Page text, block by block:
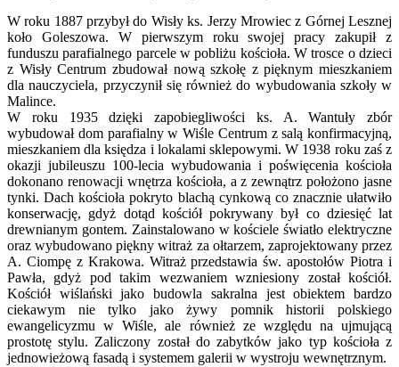
W roku 1887 przybył do Wisły ks. Jerzy Mrowiec z Górnej Lesznej
koło Goleszowa. W pierwszym roku swojej pracy zakupił z
funduszu parafialnego parcele w pobliżu kościoła. W trosce o dzieci
z Wisły Centrum zbudował nową szkołę z pięknym mieszkaniem
dla nauczyciela, przyczynił się również do wybudowania szkoły w
Malince.
W roku 1935 dzięki zapobiegliwości ks. A. Wantuły zbór
wybudował dom parafialny w Wiśle Centrum z salą konfirmacyjną,
mieszkaniem dla księdza i lokalami sklepowymi. W 1938 roku zaś z
okazji jubileuszu 100-lecia wybudowania i poświęcenia kościoła
dokonano renowacji wnętrza kościoła, a z zewnątrz położono jasne
tynki. Dach kościoła pokryto blachą cynkową co znacznie ułatwiło
konserwację, gdyż dotąd kościół pokrywany był co dziesięć lat
drewnianym gontem. Zainstalowano w kościele światło elektryczne
oraz wybudowano piękny witraż za ołtarzem, zaprojektowany przez
A. Ciompę z Krakowa. Witraż przedstawia św. apostołów Piotra i
Pawła, gdyż pod takim wezwaniem wzniesiony został kościół.
Kościół wiślański jako budowla sakralna jest obiektem bardzo
ciekawym nie tylko jako żywy pomnik historii polskiego
ewangelicyzmu w Wiśle, ale również ze względu na ujmującą
prostotę stylu. Zaliczony został do zabytków jako typ kościoła z
jednowieżową fasadą i systemem galerii w wystroju wewnętrznym.